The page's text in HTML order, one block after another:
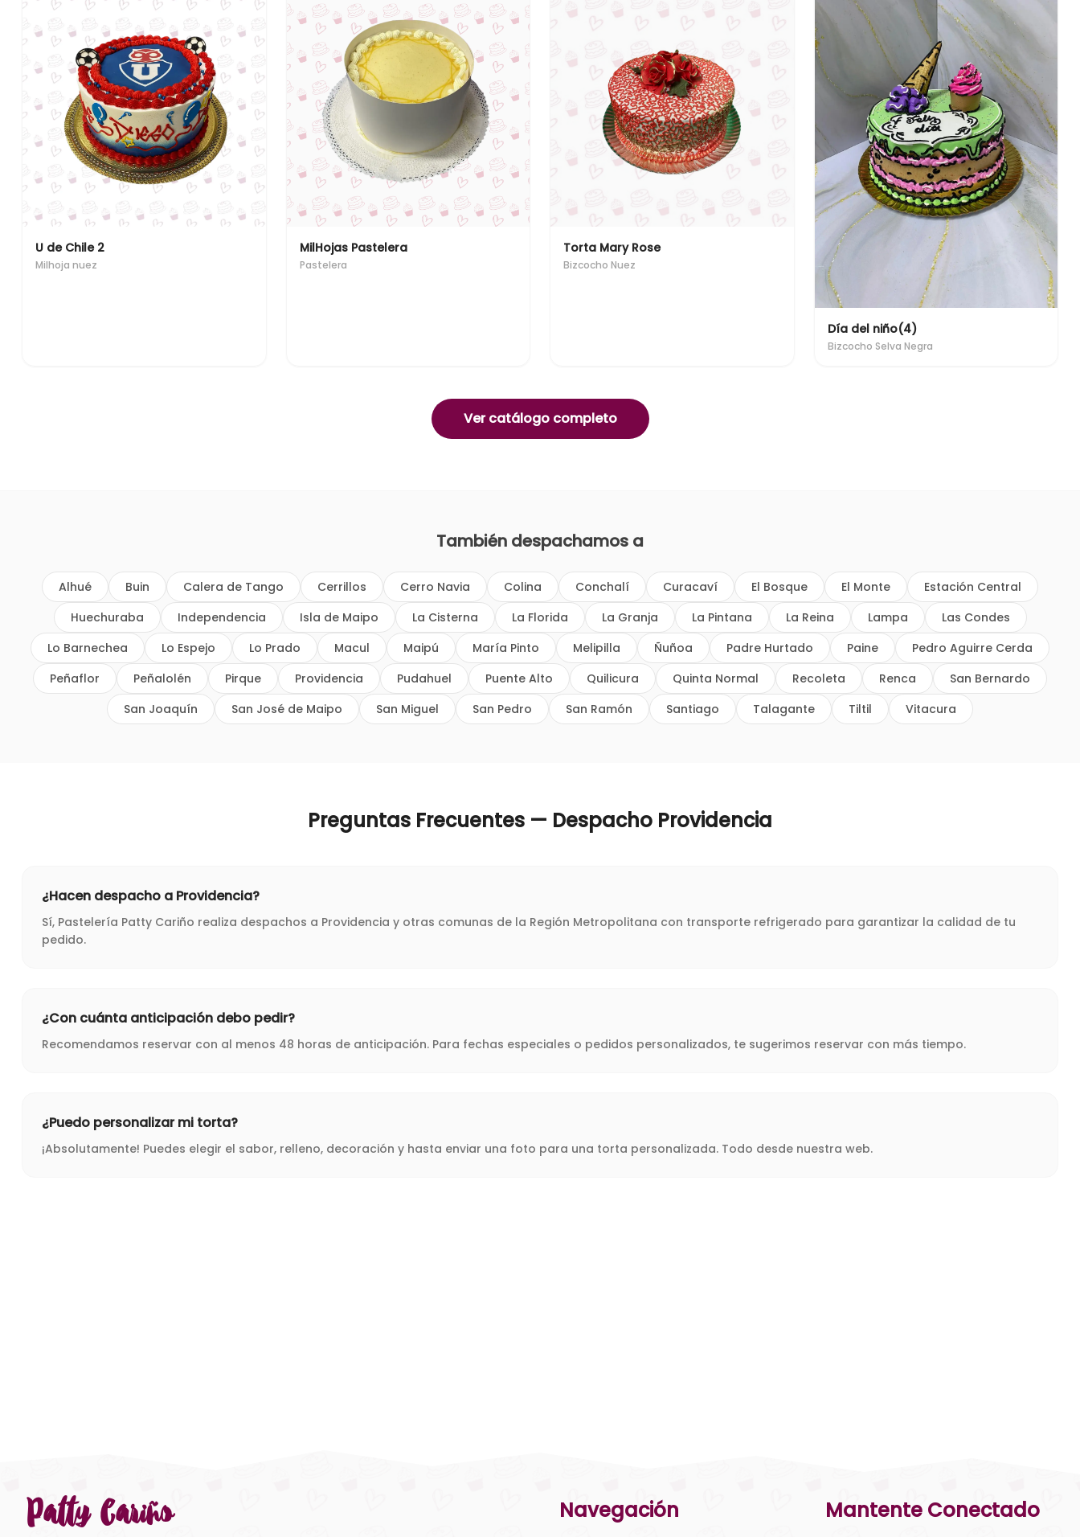
U de Chile 2
Milhoja nuez
MilHojas Pastelera
Pastelera
Torta Mary Rose
Bizcocho Nuez
Día del niño(4)
Bizcocho Selva Negra
Ver catálogo completo
También despachamos a
Alhué Buin Calera de Tango Cerrillos Cerro Navia Colina Conchalí Curacaví El Bosque El Monte
Estación Central
Huechuraba
Independencia Isla de Maipo La Cisterna La Florida La Granja La Pintana La Reina Lampa
Las Condes
Lo Barnechea
Lo Espejo Lo Prado Macul Maipú María Pinto Melipilla Ñuñoa Padre Hurtado Paine
Pedro Aguirre Cerda
Peñaflor
Peñalolén Pirque Providencia Pudahuel Puente Alto Quilicura Quinta Normal Recoleta Renca
San Bernardo
San Joaquín
San José de Maipo San Miguel San Pedro San Ramón Santiago Talagante Tiltil Vitacura
Preguntas Frecuentes — Despacho Providencia
¿Hacen despacho a Providencia?
Sí, Pastelería Patty Cariño realiza despachos a Providencia y otras comunas de la Región Metropolitana con transporte refrigerado para garantizar la calidad de tu
pedido.
¿Con cuánta anticipación debo pedir?
Recomendamos reservar con al menos 48 horas de anticipación. Para fechas especiales o pedidos personalizados, te sugerimos reservar con más tiempo.
¿Puedo personalizar mi torta?
¡Absolutamente! Puedes elegir el sabor, relleno, decoración y hasta enviar una foto para una torta personalizada. Todo desde nuestra web.
Patty Cariño Navegación Mantente Conectado